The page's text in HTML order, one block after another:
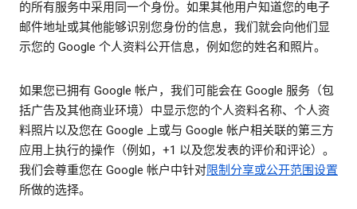
的所有服务中采用同一个身份。如果其他用户知道您的电子
邮件地址或其他能够识别您身份的信息，我们就会向他们显
示您的 Google 个人资料公开信息，例如您的姓名和照片。
如果您已拥有 Google 帐户，我们可能会在 Google 服务（包
括广告及其他商业环境）中显示您的个人资料名称、个人资
料照片以及您在 Google 上或与 Google 帐户相关联的第三方
应用上执行的操作（例如，+1 以及您发表的评价和评论）。
我们会尊重您在 Google 帐户中针对限制分享或公开范围设置
所做的选择。